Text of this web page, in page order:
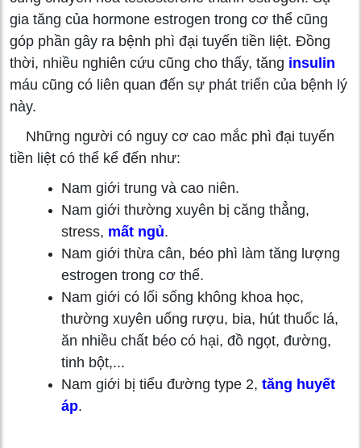
gia tăng của hormone estrogen trong cơ thể cũng
góp phần gây ra bệnh phì đại tuyến tiền liệt. Đồng
thời, nhiều nghiên cứu cũng cho thấy, tăng insulin
máu cũng có liên quan đến sự phát triển của bệnh lý
này.
Những người có nguy cơ cao mắc phì đại tuyến
tiền liệt có thể kể đến như:
Nam giới trung và cao niên.
Nam giới thường xuyên bị căng thẳng,
stress, mất ngủ.
Nam giới thừa cân, béo phì làm tăng lượng
estrogen trong cơ thể.
Nam giới có lối sống không khoa học,
thường xuyên uống rượu, bia, hút thuốc lá,
ăn nhiều chất béo có hại, đồ ngọt, đường,
tinh bột,...
Nam giới bị tiểu đường type 2, tăng huyết
áp.